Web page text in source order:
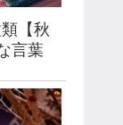
【秋
言葉